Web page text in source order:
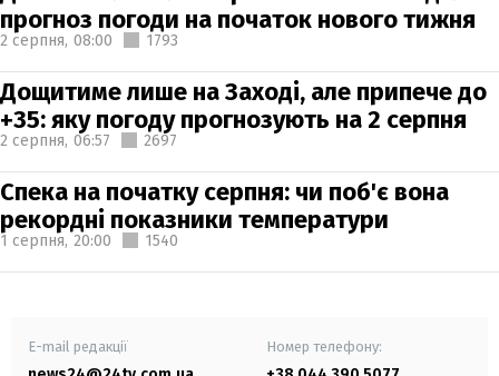
прогноз погоди на початок нового тижня
2 серпня, 08:00 1793
Дощитиме лише на Заході, але припече до
+35: яку погоду прогнозують на 2 серпня
2 серпня, 06:57 2697
Спека на початку серпня: чи поб'є вона
рекордні показники температури
1 серпня, 20:00 1540
E-mail редакції Номер телефону: